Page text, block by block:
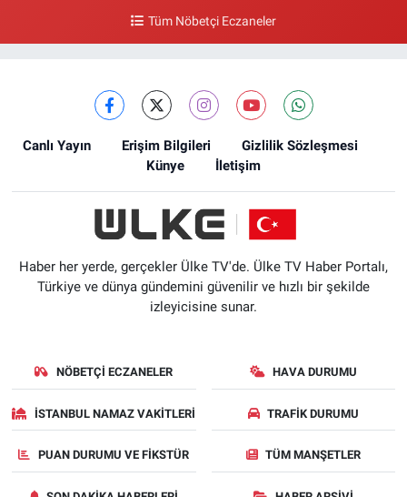
Tüm Nöbetçi Eczaneler
Canlı Yayın Erişim Bilgileri
Gizlilik Sözleşmesi
Künye
İletişim
Haber her yerde, gerçekler Ülke TV'de. Ülke TV Haber Portalı,
Türkiye ve dünya gündemini güvenilir ve hızlı bir şekilde
izleyicisine sunar.
NÖBETÇI ECZANELER HAVA DURUMU
İSTANBUL NAMAZ VAKITLERI TRAFIK DURUMU
PUAN DURUMU VE FIKSTÜR TÜM MANŞETLER